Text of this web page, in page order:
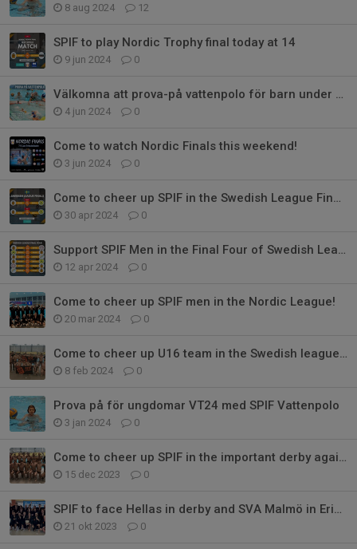
8 aug 2024 12
SPIF to play Nordic Trophy final today at 14
9 jun 2024 0
Välkomna att prova-på vattenpolo för barn under 6-8 juni!
4 jun 2024 0
Come to watch Nordic Finals this weekend!
3 jun 2024 0
Come to cheer up SPIF in the Swedish League Finals!
30 apr 2024 0
Support SPIF Men in the Final Four of Swedish League!
12 apr 2024 0
Come to cheer up SPIF men in the Nordic League!
20 mar 2024 0
Come to cheer up U16 team in the Swedish league finals!
8 feb 2024 0
Prova på för ungdomar VT24 med SPIF Vattenpolo
3 jan 2024 0
Come to cheer up SPIF in the important derby against Neptun
15 dec 2023 0
SPIF to face Hellas in derby and SVA Malmö in Eriksdalsbadet
21 okt 2023 0